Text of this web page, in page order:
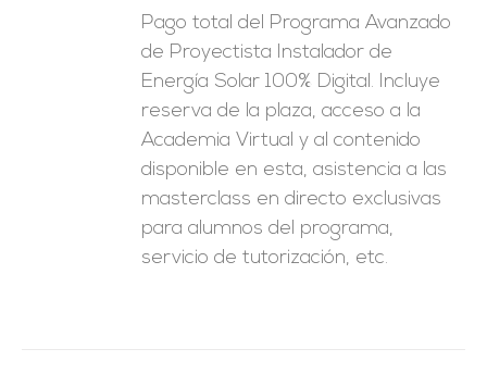
Pago total del Programa Avanzado
de Proyectista Instalador de
Energía Solar 100% Digital. Incluye
reserva de la plaza, acceso a la
Academia Virtual y al contenido
disponible en esta, asistencia a las
masterclass en directo exclusivas
para alumnos del programa,
servicio de tutorización, etc.